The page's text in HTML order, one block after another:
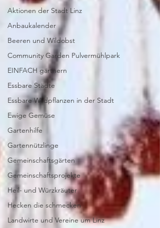
Aktionen der Stadt Linz
Anbaukalender
Beeren und Wildobst
Community Garden Pulvermühlpark
EINFACH gärtnern
Essbare Städte
Essbare Wildpflanzen in der Stadt
Ewige Gemüse
Gartenhilfe
Gartennützlinge
Gemeinschaftsgärten
Gemeinschaftsprojekte
Heil- und Würzkräuter
Hecken die schmecken
Landwirte und Vereine um Linz